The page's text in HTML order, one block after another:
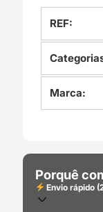
REF:
Marca:
Porquê
Envio rápido